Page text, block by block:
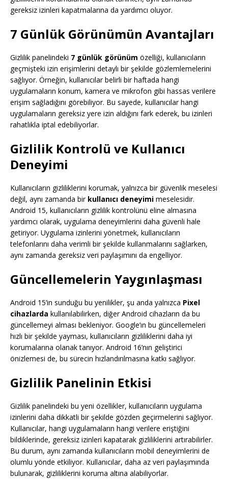
gereksiz izinleri kapatmalarına da yardımcı oluyor.
7 Günlük Görünümün Avantajları
Gizlilik panelindeki 7 günlük görünüm özelliği, kullanıcıların
geçmişteki izin erişimlerini detaylı bir şekilde gözlemlemelerini
sağlıyor. Örneğin, kullanıcılar belirli bir haftada hangi
uygulamaların konum, kamera ve mikrofon gibi hassas verilere
erişim sağladığını görebiliyor. Bu sayede, kullanıcılar hangi
uygulamaların gereksiz yere izin aldığını fark ederek, bu izinleri
rahatlıkla iptal edebiliyorlar.
Gizlilik Kontrolü ve Kullanıcı
Deneyimi
Kullanıcıların gizliliklerini korumak, yalnızca bir güvenlik meselesi
değil, aynı zamanda bir kullanıcı deneyimi meselesidir.
Android 15, kullanıcıların gizlilik kontrolünü eline almasına
yardımcı olarak, uygulama deneyimlerini daha güvenli hale
getiriyor. Uygulama izinlerini yönetmek, kullanıcıların
telefonlarını daha verimli bir şekilde kullanmalarını sağlarken,
aynı zamanda gereksiz veri paylaşımını da engelliyor.
Güncellemelerin Yaygınlaşması
Android 15’in sunduğu bu yenilikler, şu anda yalnızca Pixel
cihazlarda kullanılabilirken, diğer Android cihazların da bu
güncellemeyi alması bekleniyor. Google’ın bu güncellemeleri
hızlı bir şekilde yayması, kullanıcıların gizliliklerini daha iyi
korumalarına olanak tanıyor. Android 16’nın geliştirici
önizlemesi de, bu sürecin hızlandırılmasına katkı sağlıyor.
Gizlilik Panelinin Etkisi
Gizlilik panelindeki bu yeni özellikler, kullanıcıların uygulama
izinlerini daha dikkatli bir şekilde gözden geçirmelerini sağlıyor.
Kullanıcılar, hangi uygulamaların hangi verilere eriştiğini
bildiklerinde, gereksiz izinleri kapatarak gizliliklerini artırabilirler.
Bu durum, aynı zamanda kullanıcıların mobil deneyimlerini de
olumlu yönde etkiliyor. Kullanıcılar, daha az veri paylaşımında
bulunarak, gizliliklerini koruma altına alabiliyorlar.